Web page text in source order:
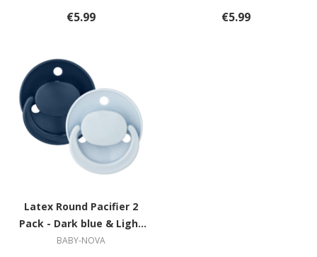
€5.99 €5.99
Latex Round Pacifier 2
Pack - Dark blue & Light
blue
BABY-NOVA